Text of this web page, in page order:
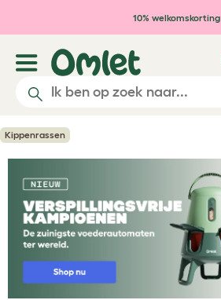
Ga naar de hoofdinhoud
10% welkomskorting
Kippenrassen